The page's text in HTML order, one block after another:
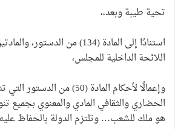
تحية طيبة وبعد،،
اللائحة الداخلية للمجلس،
وإعمالًا لأحكام المادة (50)
الحضاري والثقافي المادي والمعنوي بجميع
هو ملك للشعب… وتلتزم الدولة بالحفاظ